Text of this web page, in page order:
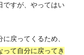
ですが、やってはい
戻ってくるため、
って自分に戻ってき